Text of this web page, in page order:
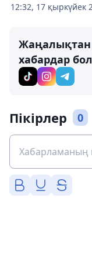
12:32, 17 қыркүйек
Жаңалықтан
хабардар
Пікірлер 0